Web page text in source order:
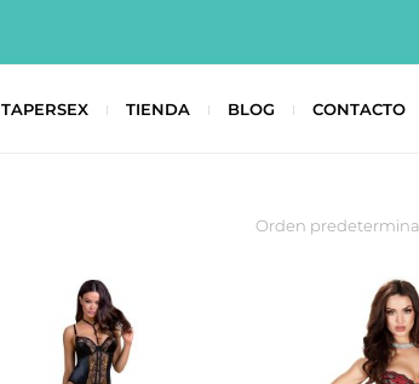
TAPERSEX TIENDA BLOG CONTACTO